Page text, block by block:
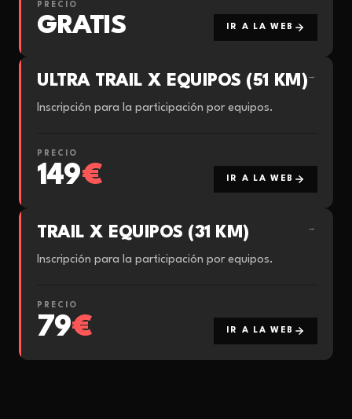
PRECIO
GRATIS IR A LA WEB
ULTRA TRAIL X EQUIPOS (51 KM) →
Inscripción para la participación por equipos.
PRECIO
149€ IR A LA WEB
TRAIL X EQUIPOS (31 KM) →
Inscripción para la participación por equipos.
PRECIO
79€ IR A LA WEB